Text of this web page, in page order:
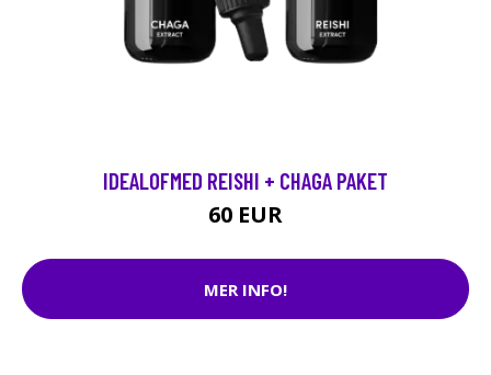
IDEALOFMED REISHI + CHAGA PAKET
60 EUR
MER INFO!